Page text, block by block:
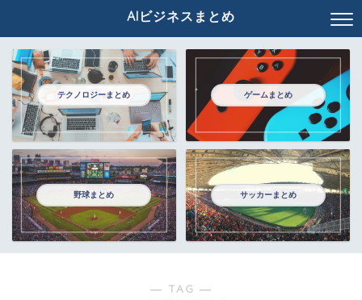
AIビジネスまとめ
テクノロジーまとめ ゲームまとめ
野球まとめ サッカーまとめ
― TAG ―